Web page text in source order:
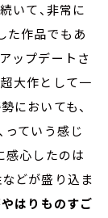
いて、非常に
た作品でもあ
ップデートさ
大作として一
においても、
っていう感じ
感心したのは
どが盛り込ま
はりものすご